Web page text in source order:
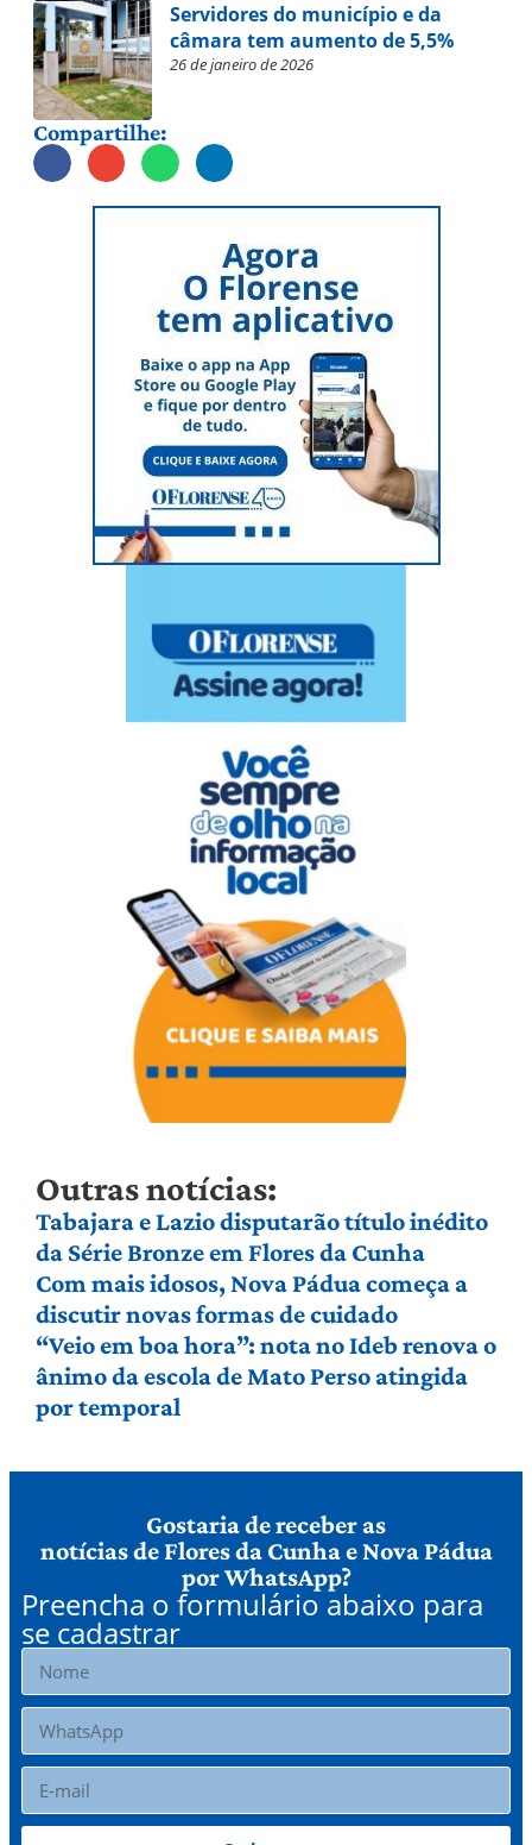
Servidores do município e da
câmara tem aumento de 5,5%
26 de janeiro de 2026
Compartilhe:
Outras notícias:
Tabajara e Lazio disputarão título inédito
da Série Bronze em Flores da Cunha
Com mais idosos, Nova Pádua começa a
discutir novas formas de cuidado
“Veio em boa hora”: nota no Ideb renova o
ânimo da escola de Mato Perso atingida
por temporal
Gostaria de receber as
notícias de Flores da Cunha e Nova Pádua
por WhatsApp?
Preencha o formulário abaixo para
se cadastrar